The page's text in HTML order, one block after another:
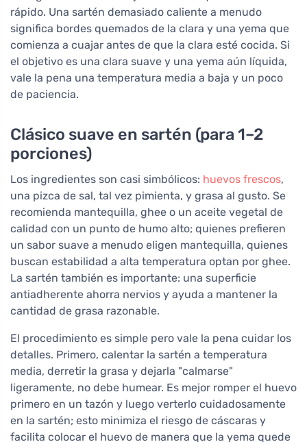
rápido. Una sartén demasiado caliente a menudo
significa bordes quemados de la clara y una yema que
comienza a cuajar antes de que la clara esté cocida. Si
el objetivo es una clara suave y una yema aún líquida,
vale la pena una temperatura media a baja y un poco
de paciencia.
Clásico suave en sartén (para 1–2
porciones)
Los ingredientes son casi simbólicos: huevos frescos,
una pizca de sal, tal vez pimienta, y grasa al gusto. Se
recomienda mantequilla, ghee o un aceite vegetal de
calidad con un punto de humo alto; quienes prefieren
un sabor suave a menudo eligen mantequilla, quienes
buscan estabilidad a alta temperatura optan por ghee.
La sartén también es importante: una superficie
antiadherente ahorra nervios y ayuda a mantener la
cantidad de grasa razonable.
El procedimiento es simple pero vale la pena cuidar los
detalles. Primero, calentar la sartén a temperatura
media, derretir la grasa y dejarla "calmarse"
ligeramente, no debe humear. Es mejor romper el huevo
primero en un tazón y luego verterlo cuidadosamente
en la sartén; esto minimiza el riesgo de cáscaras y
facilita colocar el huevo de manera que la yema quede